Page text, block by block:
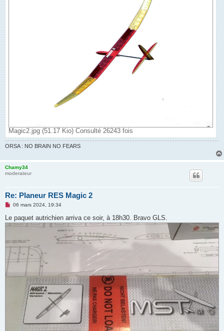
Magic2.jpg (51.17 Kio) Consulté 26243 fois
ORSA : NO BRAIN NO FEARS
Chamy34
moderateur
Re: Planeur RES Magic 2
M
s
s
a
e
n
o
n
l
06 mars 2024, 19:34
Le paquet autrichien arriva ce soir, à 18h30. Bravo GLS.